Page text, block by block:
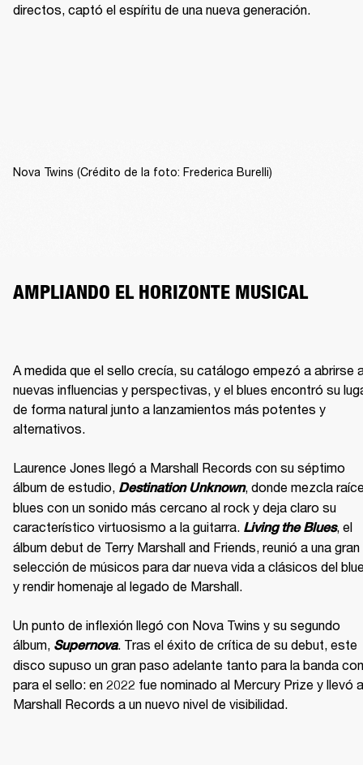
directos, captó el espíritu de una nueva generación.
Nova Twins (Crédito de la foto: Frederica Burelli)
AMPLIANDO EL HORIZONTE MUSICAL
A medida que el sello crecía, su catálogo empezó a abrirse
nuevas influencias y perspectivas, y el blues encontró su
de forma natural junto a lanzamientos más potentes y
alternativos.
Laurence Jones llegó a Marshall Records con su séptimo
álbum de estudio, Destination Unknown, donde mezcla
blues con un sonido más cercano al rock y deja claro su
característico virtuosismo a la guitarra. Living the Blues, el
álbum debut de Terry Marshall and Friends, reunió a una gran
selección de músicos para dar nueva vida a clásicos del
y rendir homenaje al legado de Marshall.
Un punto de inflexión llegó con Nova Twins y su segundo
álbum, Supernova. Tras el éxito de crítica de su debut, este
disco supuso un gran paso adelante tanto para la banda
para el sello: en 2022 fue nominado al Mercury Prize y llevó a
Marshall Records a un nuevo nivel de visibilidad.